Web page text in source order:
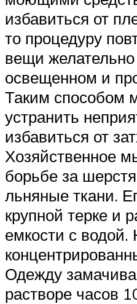
избавиться от
то процедуру
вещи
освещенном и
Таким способом
устранить
избавиться от
Хозяйственное
борьбе за
льняные ткани.
крупной терке и
емкости с
Одежду
растворе часов